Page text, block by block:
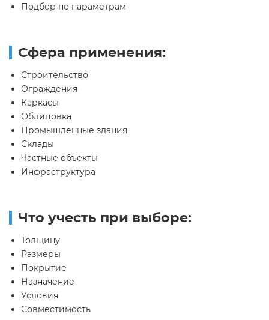
Подбор по параметрам
Сфера применения:
Строительство
Ограждения
Каркасы
Облицовка
Промышленные здания
Склады
Частные объекты
Инфраструктура
Что учесть при выборе:
Толщину
Размеры
Покрытие
Назначение
Условия
Совместимость